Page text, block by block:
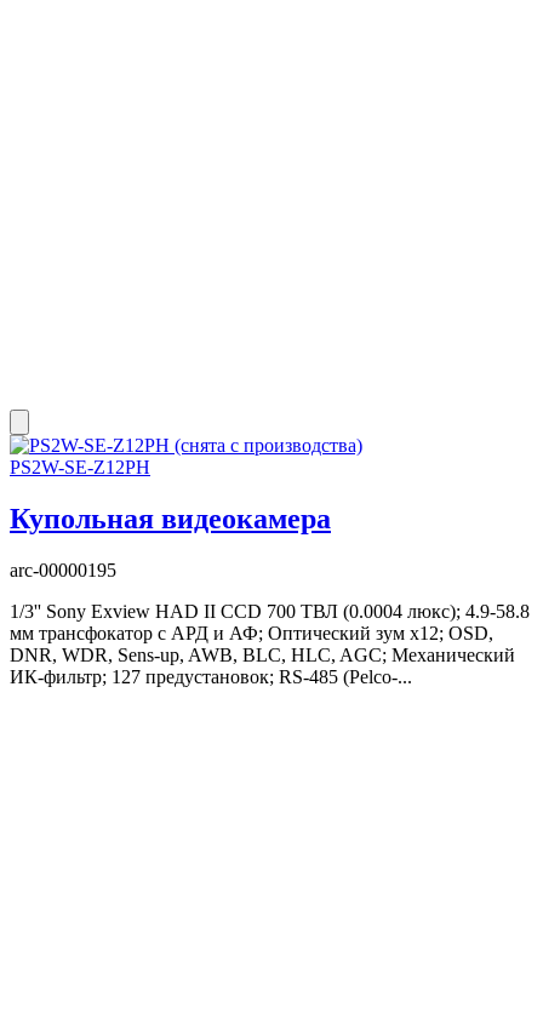
PS2W-SE-Z12PH
Купольная видеокамера
arc-00000195
1/3'' Sony Exview HAD II CCD 700 ТВЛ (0.0004 люкс); 4.9-58.8
мм трансфокатор с АРД и АФ; Оптический зум x12; OSD,
DNR, WDR, Sens-up, AWB, BLC, HLC, AGC; Механический
ИК-фильтр; 127 предустановок; RS-485 (Pelco-...